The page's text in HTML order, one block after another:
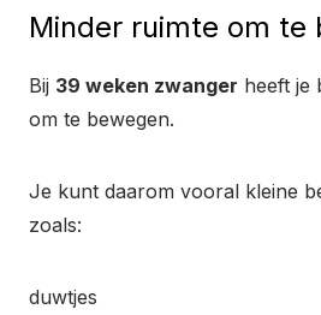
Minder ruimte om te
Bij 39 weken zwanger heeft je
om te bewegen.
Je kunt daarom vooral kleine
zoals:
duwtjes